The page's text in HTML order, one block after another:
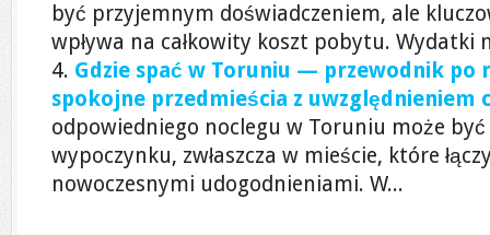
być przyjemnym doświadczeniem, ale
wpływa na całkowity koszt pobytu. Wydatki
Gdzie spać w Toruniu — przewodnik po
spokojne przedmieścia z uwzględnieniem
odpowiedniego noclegu w Toruniu może
wypoczynku, zwłaszcza w mieście, które
nowoczesnymi udogodnieniami. W...